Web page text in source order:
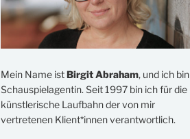
Mein Name istBirgit Abraham, und ich bin
Schauspielagentin. Seit 1997 bin ich für die
künstlerische Laufbahn der von mir
vertretenen Klient*innen verantwortlich.